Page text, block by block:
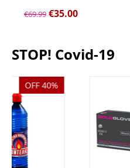
€69.99 €35.00
STOP! Covid-19